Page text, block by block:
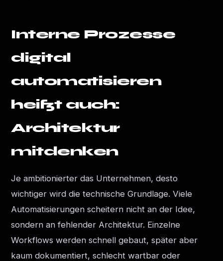
Interne Prozesse
digital
automatisieren
heißt auch:
Architektur
mitdenken
Je ambitionierter das Unternehmen, desto
wichtiger wird die technische Grundlage. Viele
Automatisierungen scheitern nicht an der Idee,
sondern an fehlender Architektur. Einzelne
Workflows werden schnell gebaut, später aber
kaum dokumentiert, schlecht wartbar oder